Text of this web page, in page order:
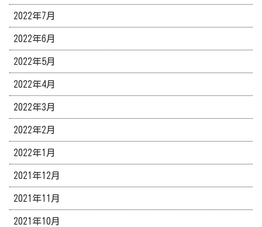
2022年7月
2022年6月
2022年5月
2022年4月
2022年3月
2022年2月
2022年1月
2021年12月
2021年11月
2021年10月